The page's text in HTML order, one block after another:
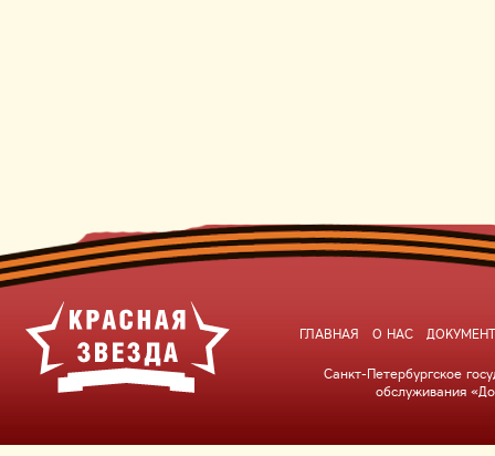
ГЛАВНАЯ О НАС
Санкт-Петербургское
обслуживания